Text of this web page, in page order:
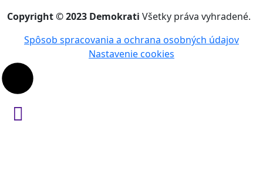
Copyright © 2023 Demokrati Všetky práva vyhradené.
Spôsob spracovania a ochrana osobných údajov
Nastavenie cookies